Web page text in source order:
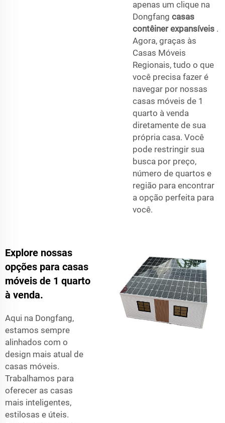
apenas um clique na
Dongfang casas
contêiner expansíveis .
Agora, graças às
Casas Móveis
Regionais, tudo o que
você precisa fazer é
navegar por nossas
casas móveis de 1
quarto à venda
diretamente de sua
própria casa. Você
pode restringir sua
busca por preço,
número de quartos e
região para encontrar
a opção perfeita para
você.
Explore nossas
opções para casas
móveis de 1 quarto
à venda.
Aqui na Dongfang,
estamos sempre
alinhados com o
design mais atual de
casas móveis.
Trabalhamos para
oferecer as casas
mais inteligentes,
estilosas e úteis.